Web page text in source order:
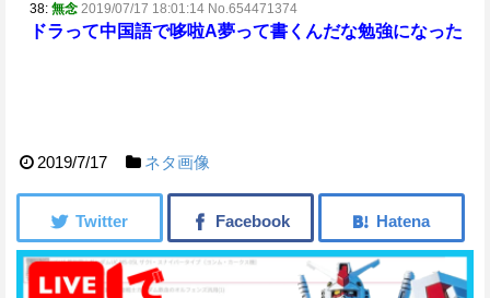
38: 無念 2019/07/17 18:01:14 No.654471374
ドラって中国語で哆啦A夢って書くんだな勉強になった
2019/7/17 ネタ画像